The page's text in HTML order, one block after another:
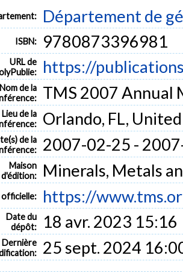
Département de
ISBN: 9780873396981
URL de
https://
Nom de la
TMS 2007 Annual
Lieu de la
Orlando, FL,
de la
2007-02-25 -
Maison
d'édition:
Minerals, Metals
officielle: https://
Date du
dépôt:
18 avr. 2023 15:16
Dernière
25 sept. 2024